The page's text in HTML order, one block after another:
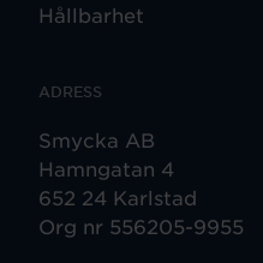
Hållbarhet
ADRESS
Smycka AB
Hamngatan 4
652 24 Karlstad
Org nr 556205-9955